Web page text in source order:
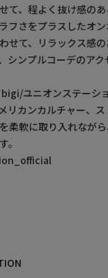
て、程よく抜け感の
フさをプラスしたオ
せて、リラックス感
シンプルコーデのア
ユニオンステーシ
リカンカルチャー、
柔軟に取り入れなが
。